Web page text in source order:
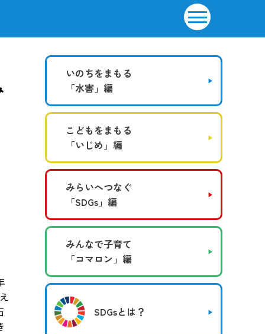
いのちをまもる
「水害」編
こどもをまもる
「いじめ」編
みらいへつなぐ
「SDGs」編
みんなで子育て
「コマロン」編
SDGsとは？